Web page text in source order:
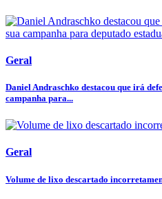
Geral
Daniel Andraschko destacou que irá
campanha para...
Geral
Volume de lixo descartado